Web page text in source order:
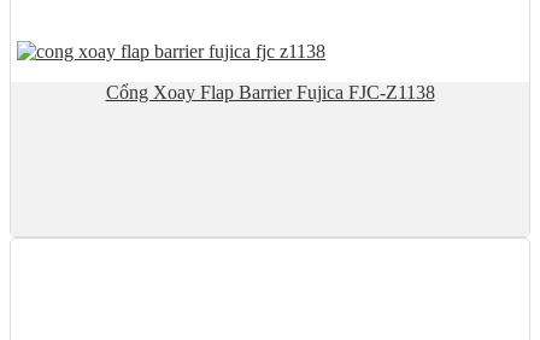
Cổng Xoay Flap Barrier Fujica FJC-Z1138